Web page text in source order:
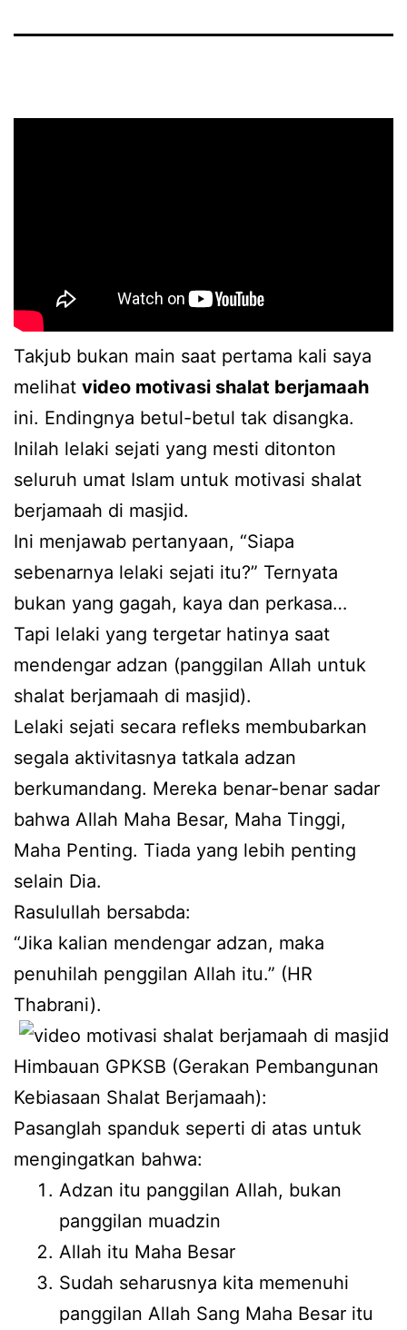
Takjub bukan main saat pertama kali saya
melihat video motivasi shalat berjamaah
ini. Endingnya betul-betul tak disangka.
Inilah lelaki sejati yang mesti ditonton
seluruh umat Islam untuk motivasi shalat
berjamaah di masjid.
Ini menjawab pertanyaan, “Siapa
sebenarnya lelaki sejati itu?” Ternyata
bukan yang gagah, kaya dan perkasa…
Tapi lelaki yang tergetar hatinya saat
mendengar adzan (panggilan Allah untuk
shalat berjamaah di masjid).
Lelaki sejati secara refleks membubarkan
segala aktivitasnya tatkala adzan
berkumandang. Mereka benar-benar sadar
bahwa Allah Maha Besar, Maha Tinggi,
Maha Penting. Tiada yang lebih penting
selain Dia.
Rasulullah bersabda:
“Jika kalian mendengar adzan, maka
penuhilah penggilan Allah itu.” (HR
Thabrani).
Himbauan GPKSB (Gerakan Pembangunan
Kebiasaan Shalat Berjamaah):
Pasanglah spanduk seperti di atas untuk
mengingatkan bahwa:
Adzan itu panggilan Allah, bukan
panggilan muadzin
Allah itu Maha Besar
Sudah seharusnya kita memenuhi
panggilan Allah Sang Maha Besar itu